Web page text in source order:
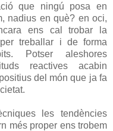
que ningú posa en
nadius en què? en oci,
ens cal trobar la
treballar i de forma
Potser aleshores
reactives acabin
del món que ja fa
les tendències
més proper ens trobem